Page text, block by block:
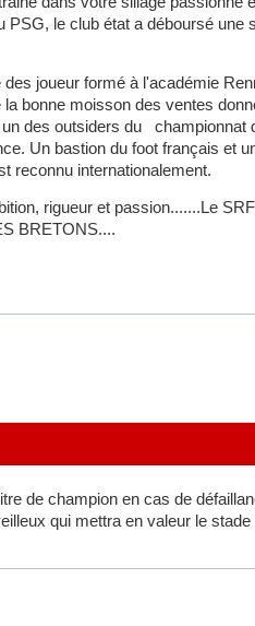
le club état a déboursé une
joueur formé à l'académie
bonne moisson des ventes
des outsiders du championnat
Un bastion du foot français et
reconnu internationalement.
rigueur et passion.......Le
BRETONS....
de champion en cas de
qui mettra en valeur le